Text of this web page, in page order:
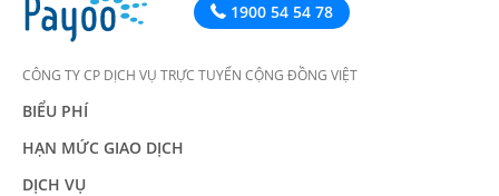
1900 54 54 78
CÔNG TY CP DỊCH VỤ TRỰC TUYẾN CỘNG ĐỒNG VIỆT
BIỂU PHÍ
HẠN MỨC GIAO DỊCH
DỊCH VỤ